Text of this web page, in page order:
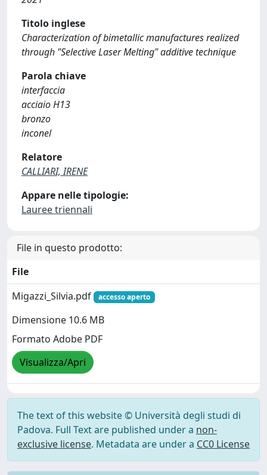
Titolo inglese
Characterization of bimetallic manufactures realized
through "Selective Laser Melting" additive technique
Parola chiave
interfaccia
acciaio H13
bronzo
inconel
Relatore
CALLIARI, IRENE
Appare nelle tipologie:
Lauree triennali
File in questo prodotto:
File
Migazzi_Silvia.pdf
accesso aperto
Dimensione 10.6 MB
Formato Adobe PDF
Visualizza/Apri
The text of this website © Università degli studi di
Padova. Full Text are published under a non-
exclusive license. Metadata are under a CC0 License